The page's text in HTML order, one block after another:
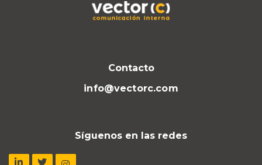
Contacto
info@vectorc.com
Síguenos en las redes